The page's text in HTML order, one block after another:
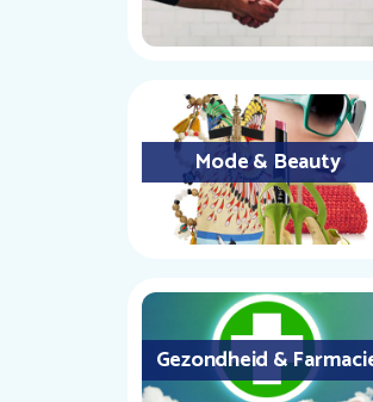
Mode & Beauty
Gezondheid &